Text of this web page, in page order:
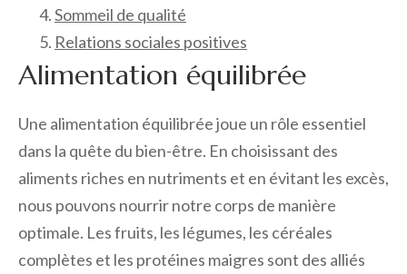
Sommeil de qualité
Relations sociales positives
Alimentation équilibrée
Une alimentation équilibrée joue un rôle essentiel
dans la quête du bien-être. En choisissant des
aliments riches en nutriments et en évitant les excès,
nous pouvons nourrir notre corps de manière
optimale. Les fruits, les légumes, les céréales
complètes et les protéines maigres sont des alliés